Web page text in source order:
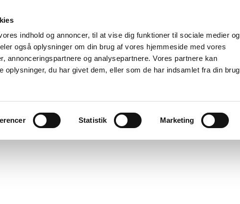
indhold og annoncer, til at vise dig funktioner til sociale medier og
også oplysninger om din brug af vores hjemmeside med vores
annonceringspartnere og analysepartnere. Vores partnere kan
oplysninger, du har givet dem, eller som de har indsamlet fra din brug
Statistik Marketing
hos Alias Forlag
deres værker er på vej, enten under forberedelse eller planlagt.